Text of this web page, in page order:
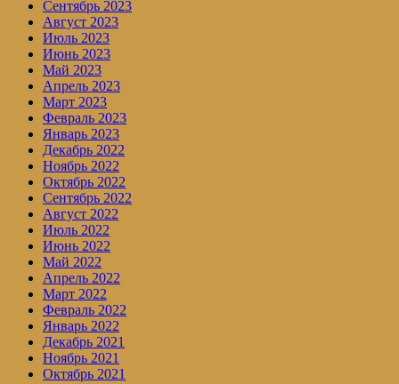
Сентябрь 2023
Август 2023
Июль 2023
Июнь 2023
Май 2023
Апрель 2023
Март 2023
Февраль 2023
Январь 2023
Декабрь 2022
Ноябрь 2022
Октябрь 2022
Сентябрь 2022
Август 2022
Июль 2022
Июнь 2022
Май 2022
Апрель 2022
Март 2022
Февраль 2022
Январь 2022
Декабрь 2021
Ноябрь 2021
Октябрь 2021